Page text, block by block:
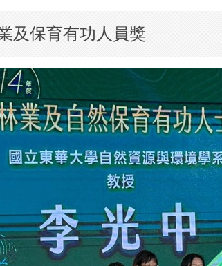
及保育有功人員獎